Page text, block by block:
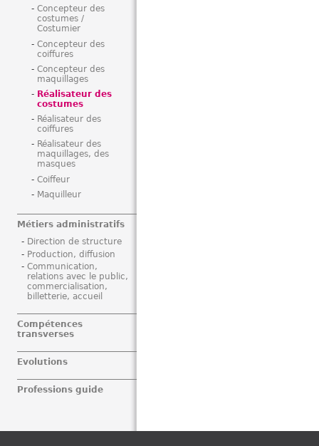
Concepteur des
costumes /
Costumier
Concepteur des
coiffures
Concepteur des
maquillages
Réalisateur des
costumes
Réalisateur des
coiffures
Réalisateur des
maquillages, des
masques
Coiffeur
Maquilleur
Métiers administratifs
Direction de structure
Production, diffusion
Communication,
relations avec le public,
commercialisation,
billetterie, accueil
Compétences
transverses
Evolutions
Professions guide